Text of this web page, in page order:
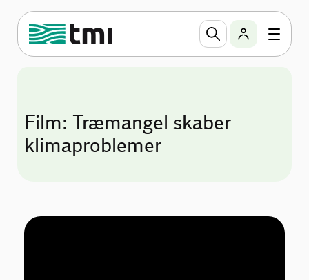
Film: Træmangel skaber
klimaproblemer